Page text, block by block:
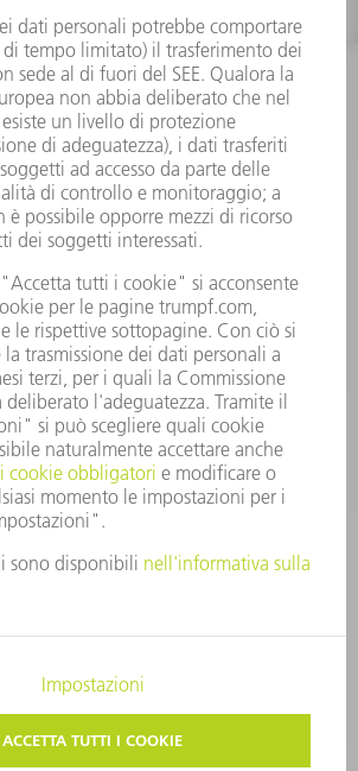
INFORMAZIONE
Domande frequenti
generali di contratto
CONTATTO
RICAMBI TRUMPF ITALIA
a venerdì: 08:30 – 18:00
ricambi@trumpf.com
CONTATTO
UTENSILI TRUMPF ITALIA
+39 02 48489482
a venerdì: 08:00 – 18:00
utensili@trumpf.com
DEI DATI
COPYRIGHT E MARCHIO
GENERALI DI VENDITA